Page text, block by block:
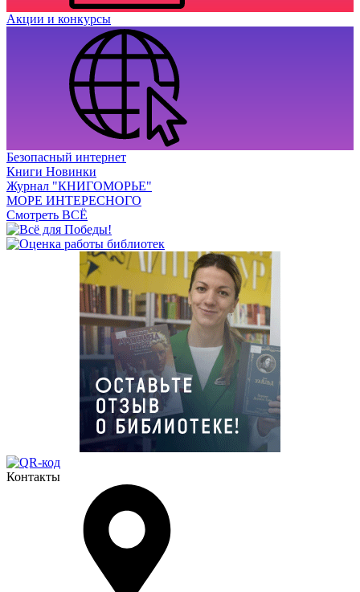
Акции и конкурсы
Безопасный интернет
Книги Новинки
Журнал "КНИГОМОРЬЕ"
МОРЕ ИНТЕРЕСНОГО
Смотреть ВСЁ
Контакты